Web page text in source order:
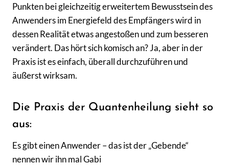
Punkten bei gleichzeitig erweitertem Bewusstsein des
Anwenders im Energiefeld des Empfängers wird in
dessen Realität etwas angestoßen und zum besseren
verändert. Das hört sich komisch an? Ja, aber in der
Praxis ist es einfach, überall durchzuführen und
äußerst wirksam.
Die Praxis der Quantenheilung sieht so
aus:
Es gibt einen Anwender – das ist der „Gebende“
nennen wir ihn mal Gabi